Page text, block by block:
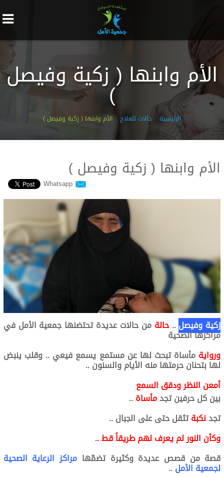
الأم وابنها ( زكية وفيصل
)
الرئيسية حالات للعلاج الأم وابنها ( زكية وفيصل )
الأم وابنها ( زكية وفيصل )
Whatsapp
زكية وفيصل ..حالة من حالات عديدة تحتضنها جمعية الأمل في
مراكزها الصحية
ورواية مأساة تبحث لها عن مستمع يسمع فيعي .. وقلب ينبض
لها بتحنان حرمتها منه الأيام والسنون ..
أمعن النظر ودقق السمع
بين كل حرفين تجدمأساة ..
تجدنكبةتثقل حتى على الجبال ..
وكأن النور لم يعرف لهم طريقاً قط ..
قصة من قصص عديدة وكثيرة تضمّها مراكز الرعاية الصحية
لجمعية الأمل ..